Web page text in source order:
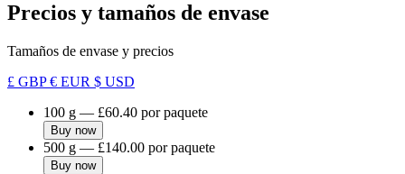
Precios y tamaños de envase
Tamaños de envase y precios
£ GBP€ EUR $ USD
100 g — £60.40 por paquete
Buy now
500 g — £140.00 por paquete
Buy now